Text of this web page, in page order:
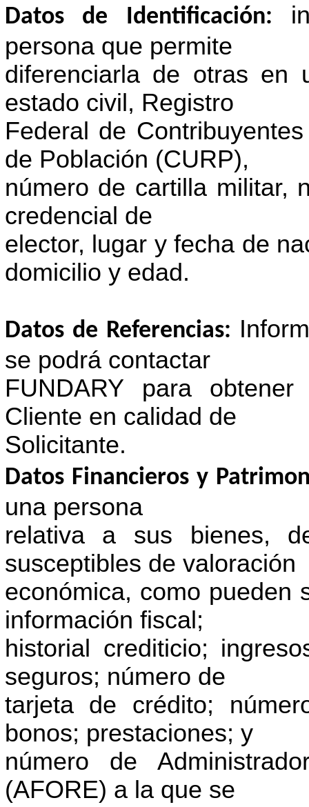
Datos de Identificación:
persona que permite
diferenciarla de otras en
estado civil, Registro
Federal de
de Población (CURP),
número de cartilla militar,
credencial de
elector, lugar y fecha de
domicilio y edad.
Datos de Referencias:
se podrá contactar
FUNDARY para
Cliente en calidad de
Solicitante.
Datos Financieros y
una persona
relativa a sus bienes,
susceptibles de valoración
económica, como pueden
información fiscal;
historial crediticio;
seguros; número de
tarjeta de crédito;
bonos; prestaciones; y
número de
(AFORE) a la que se